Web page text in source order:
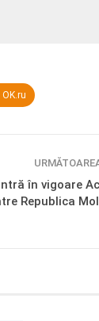
OK.ru
în vigoare
Republica